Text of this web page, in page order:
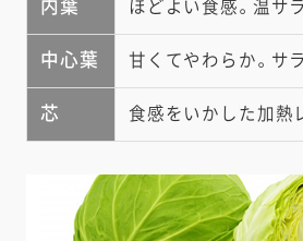
内葉 ほどよい食感。温サ
中心葉 甘くてやわらか。サ
芯 食感をいかした加熱